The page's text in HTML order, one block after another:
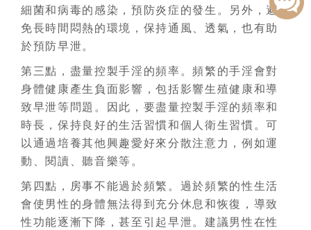
細菌和病毒的感染，預防炎症的發生。另外，避
免長時間悶熱的環境，保持通風、透氣，也有助
於預防早泄。
第三點，盡量控製手淫的頻率。頻繁的手淫會對
身體健康產生負面影響，包括影響生殖健康和導
致早泄等問題。因此，要盡量控製手淫的頻率和
時長，保持良好的生活習慣和個人衛生習慣。可
以通過培養其他興趣愛好來分散注意力，例如運
動、閱讀、聽音樂等。
第四點，房事不能過於頻繁。過於頻繁的性生活
會使男性的身體無法得到充分休息和恢復，導致
性功能逐漸下降，甚至引起早泄。建議男性在性